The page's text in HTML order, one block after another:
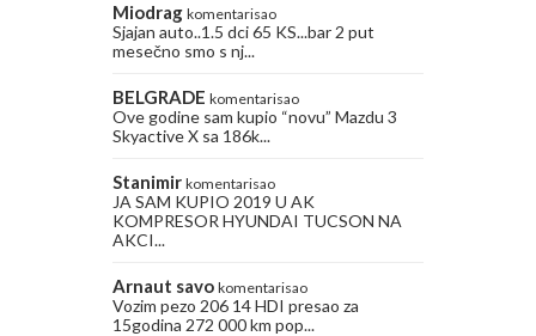
Miodrag komentarisao
Sjajan auto..1.5 dci 65 KS...bar 2 put
mesečno smo s nj...
BELGRADE komentarisao
Ove godine sam kupio “novu” Mazdu 3
Skyactive X sa 186k...
Stanimir komentarisao
JA SAM KUPIO 2019 U AK
KOMPRESOR HYUNDAI TUCSON NA
AKCI...
Arnaut savo komentarisao
Vozim pezo 206 14 HDI presao za
15godina 272 000 km pop...